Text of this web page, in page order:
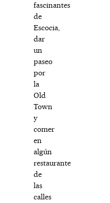
fascinantes
de
Escocia,
dar
un
paseo
por
la
Old
Town
y
comer
en
algún
restaurante
de
las
calles